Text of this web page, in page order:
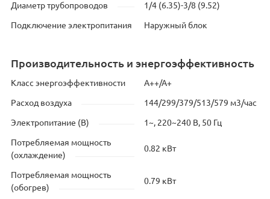
Диаметр трубопроводов 1/4 (6.35)-3/8 (9.52)
Подключение электропитания Наружный блок
Производительность и энергоэффективность
Класс энергоэффективности A++/A+
Расход воздуха 144/299/379/513/579 м3/час
Электропитание (В) 1~, 220~240 В, 50 Гц
Потребляемая мощность
(охлаждение)
0.82 кВт
Потребляемая мощность
(обогрев)
0.79 кВт